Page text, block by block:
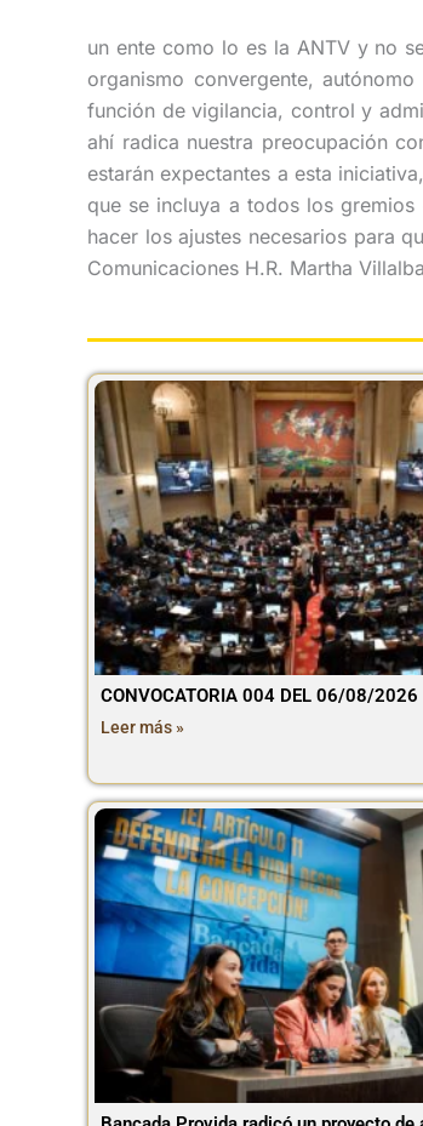
un ente como lo es la ANTV y no
organismo convergente,
función de vigilancia, control y
ahí radica nuestra preocupación
estarán expectantes a esta
que se incluya a todos los
hacer los ajustes necesarios para
Comunicaciones H.R. Martha Villalba
CONVOCATORIA 004 DEL 06/08/2026
Leer más »